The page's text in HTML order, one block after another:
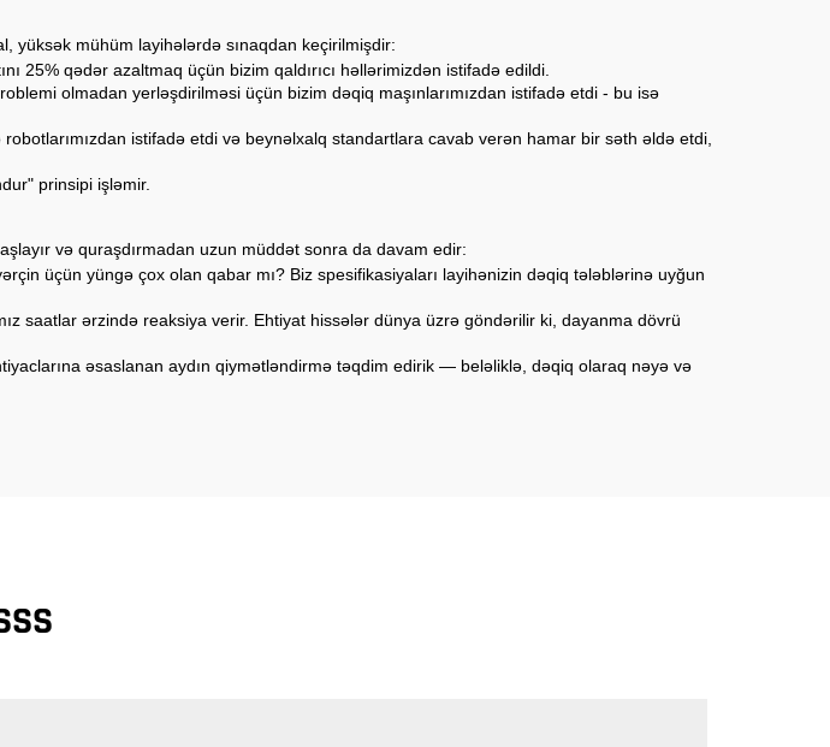
yüksək mühüm layihələrdə sınaqdan keçirilmişdir:
25% qədər azaltmaq üçün bizim qaldırıcı həllərimizdən istifadə edildi.
olmadan yerləşdirilməsi üçün bizim dəqiq maşınlarımızdan istifadə etdi - bu isə
istifadə etdi və beynəlxalq standartlara cavab verən hamar bir səth əldə etdi,
prinsipi işləmir.
və quraşdırmadan uzun müddət sonra da davam edir:
üçün yüngə çox olan qabar mı? Biz spesifikasiyaları layihənizin dəqiq tələblərinə uyğun
saatlar ərzində reaksiya verir. Ehtiyat hissələr dünya üzrə göndərilir ki, dayanma dövrü
əsaslanan aydın qiymətləndirmə təqdim edirik — beləliklə, dəqiq olaraq nəyə və